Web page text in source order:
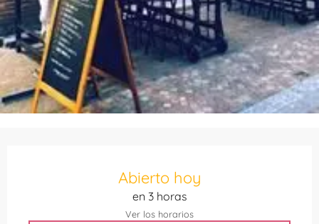
Abierto hoy
en 3 horas
Ver los horarios